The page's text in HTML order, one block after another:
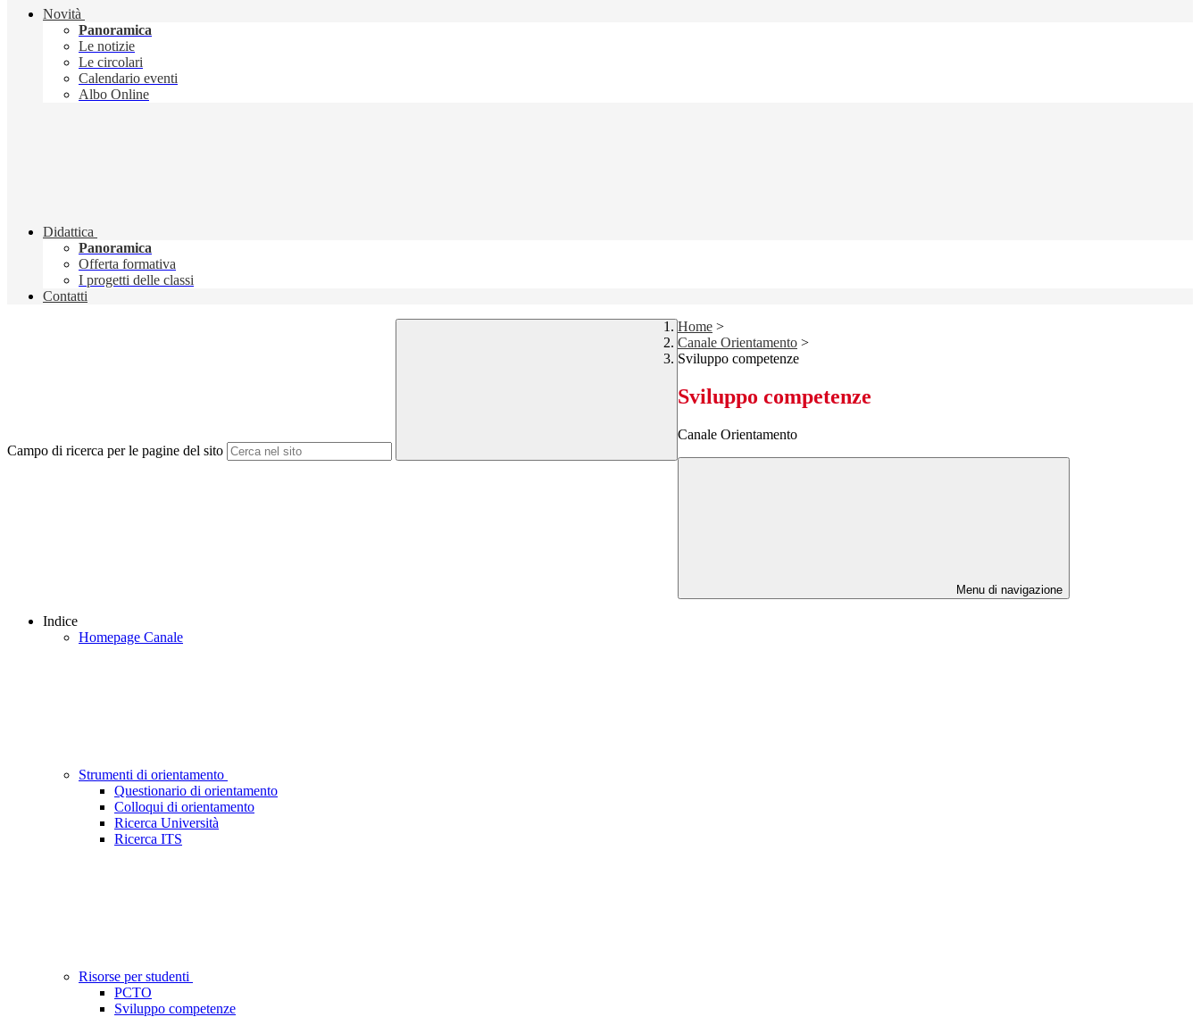
Novità
Panoramica
Le notizie
Le circolari
Calendario eventi
Albo Online
Didattica
Panoramica
Offerta formativa
I progetti delle classi
Contatti
Campo di ricerca per le pagine del sito
Home >
Canale Orientamento >
Sviluppo competenze
Sviluppo competenze
Canale Orientamento
Menu di navigazione
Indice
Homepage Canale
Strumenti di orientamento
Questionario di orientamento
Colloqui di orientamento
Ricerca Università
Ricerca ITS
Risorse per studenti
PCTO
Sviluppo competenze